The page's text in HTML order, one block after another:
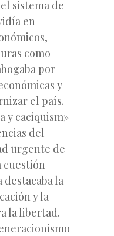
sistema de
en
como
por
y
el país.
y caciquism»
del
urgente de
cuestión
destacaba la
y la
la libertad.